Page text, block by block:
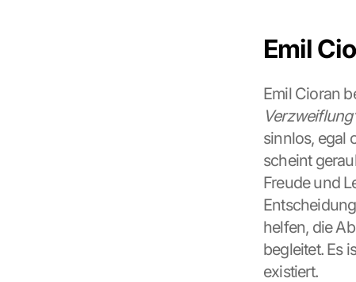
Emil
Emil Cioran
sinnlos, egal
scheint
Freude und
helfen, die
begleitet. Es
existiert.